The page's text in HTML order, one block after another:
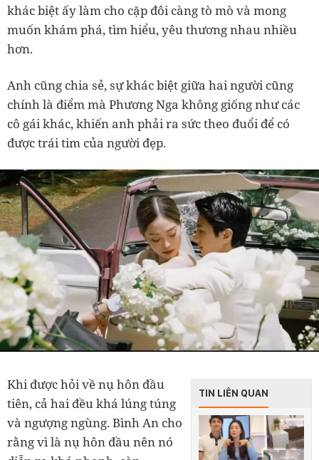
khác biệt ấy làm cho cặp đôi càng tò mò và mong
muốn khám phá, tìm hiểu, yêu thương nhau nhiều
hơn.
Anh cũng chia sẻ, sự khác biệt giữa hai người cũng
chính là điểm mà Phương Nga không giống như các
cô gái khác, khiến anh phải ra sức theo đuổi để có
được trái tim của người đẹp.
TIN LIÊN QUAN
Khi được hỏi về nụ hôn đầu
tiên, cả hai đều khá lúng túng
và ngượng ngùng. Bình An cho
rằng vì là nụ hôn đầu nên nó